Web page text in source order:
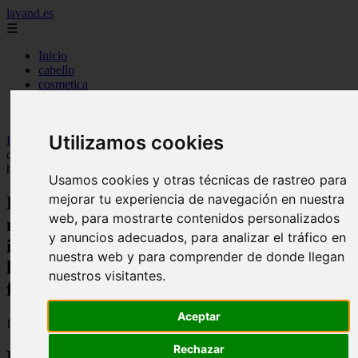
Utilizamos cookies
Usamos cookies y otras técnicas de rastreo para
mejorar tu experiencia de navegación en nuestra
web, para mostrarte contenidos personalizados
y anuncios adecuados, para analizar el tráfico en
nuestra web y para comprender de donde llegan
nuestros visitantes.
Aceptar
Rechazar
lavand.es
☰
Inicio
cabello
cosmetica
Inicio
lavand >Roberto Siguero, maquillador, sobre el maquillaje
de Jessica Chastain: "Es infalible el colorete en crema difuminado
hacia la sien para dar esa imagen de frescura en el rostro"
Roberto Siguero, maquillador, sobre el
maquillaje de Jessica Chastain: "Es
infalible el colorete en crema difuminado
hacia la sien para dar esa imagen de
frescura en el rostro"
📅 05/12/2025